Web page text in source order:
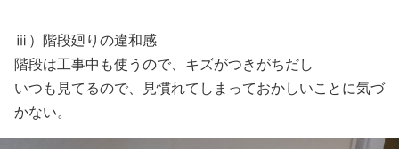
ⅲ）階段廻りの違和感
階段は工事中も使うので、キズがつきがちだし
いつも見てるので、見慣れてしまっておかしいことに気づ
かない。